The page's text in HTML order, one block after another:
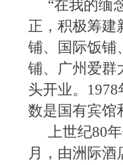
“在我的缅
正，积极筹建
铺、国际饭铺
铺、广州爱群
头开业。
数是国有宾馆
上世纪80
月，由洲际